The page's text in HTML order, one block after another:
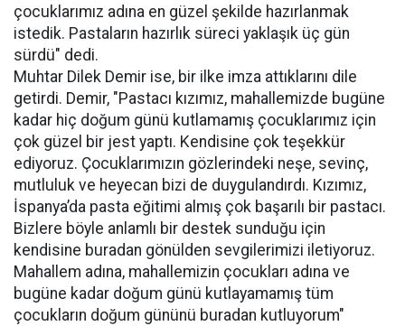
çocuklarımız adına en güzel şekilde hazırlanmak
istedik. Pastaların hazırlık süreci yaklaşık üç gün
sürdü" dedi.
Muhtar Dilek Demir ise, bir ilke imza attıklarını dile
getirdi. Demir, "Pastacı kızımız, mahallemizde bugüne
kadar hiç doğum günü kutlamamış çocuklarımız için
çok güzel bir jest yaptı. Kendisine çok teşekkür
ediyoruz. Çocuklarımızın gözlerindeki neşe, sevinç,
mutluluk ve heyecan bizi de duygulandırdı. Kızımız,
İspanya’da pasta eğitimi almış çok başarılı bir pastacı.
Bizlere böyle anlamlı bir destek sunduğu için
kendisine buradan gönülden sevgilerimizi iletiyoruz.
Mahallem adına, mahallemizin çocukları adına ve
bugüne kadar doğum günü kutlayamamış tüm
çocukların doğum gününü buradan kutluyorum"